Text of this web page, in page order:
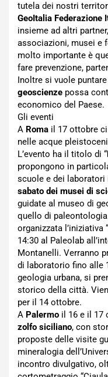
tutela dei nostri
GeoItalia Federazione
insieme ad altri
associazioni, musei e
molto importante è
fare prevenzione,
Inoltre si vuole
geoscienze possa
economico del Paese.
Gli eventi
A Roma il 17 ottobre
nelle acque
L’evento ha il titolo di “
propongono in
scuole e dei laboratori
sabato dei musei di
guidate al museo di
quello di
organizzata l’iniziativa “
14:30 al Paleolab
Montanelli. Verranno
di laboratorio fino alle
geologia urbana, si
storico della città.
per il 14 ottobre.
A Palermo il 16 e il 17
zolfo siciliano, con
proposte delle visite
mineralogia
incontro divulgativo,